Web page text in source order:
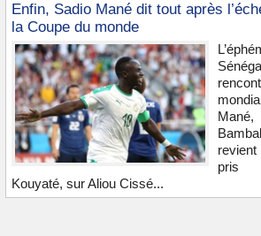
Enfin, Sadio Mané dit tout après
la Coupe du monde
pris
Kouyaté, sur Aliou Cissé...